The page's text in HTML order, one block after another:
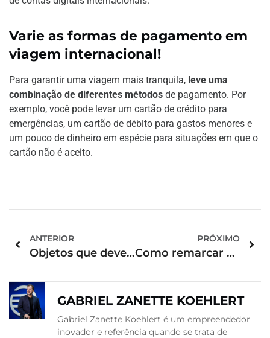
Varie as formas de pagamento em
viagem internacional!
Para garantir uma viagem mais tranquila, leve uma
combinação de diferentes métodos de pagamento. Por
exemplo, você pode levar um cartão de crédito para
emergências, um cartão de débito para gastos menores e
um pouco de dinheiro em espécie para situações em que o
cartão não é aceito.
ANTERIOR
Objetos que devem ser evitados na mala de mão
PRÓXIMO
Como remarcar passagem de ônibus pela internet? Confira!
GABRIEL ZANETTE KOEHLERT
Gabriel Zanette Koehlert é um empreendedor
inovador e referência quando se trata de